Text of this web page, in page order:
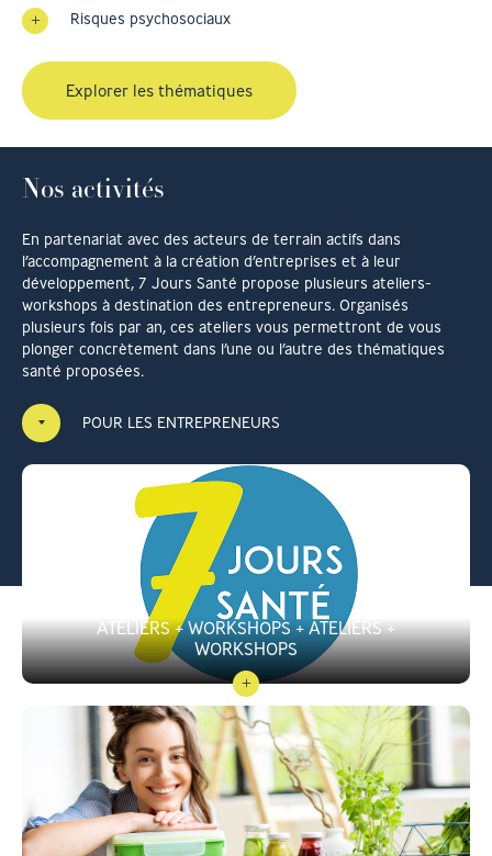
Risques psychosociaux
Explorer les thématiques
Nos activités
En partenariat avec des acteurs de terrain actifs dans
l’accompagnement à la création d’entreprises et à leur
développement, 7 Jours Santé propose plusieurs ateliers-
workshops à destination des entrepreneurs. Organisés
plusieurs fois par an, ces ateliers vous permettront de vous
plonger concrètement dans l’une ou l’autre des thématiques
santé proposées.
POUR LES ENTREPRENEURS
ATELIERS + WORKSHOPS + ATELIERS +
WORKSHOPS